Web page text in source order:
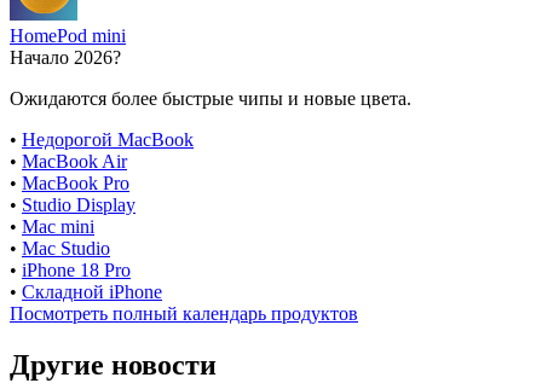
HomePod mini
Начало 2026?
Ожидаются более быстрые чипы и новые цвета.
• Недорогой MacBook
• MacBook Air
• MacBook Pro
• Studio Display
• Mac mini
• Mac Studio
• iPhone 18 Pro
• Складной iPhone
Посмотреть полный календарь продуктов
Другие новости